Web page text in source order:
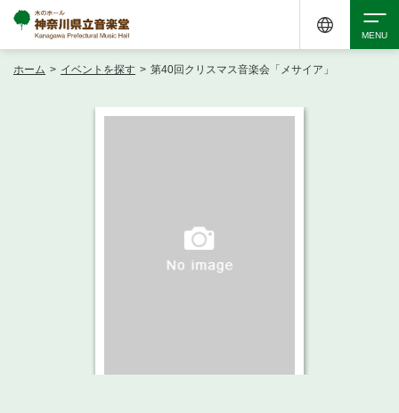
ホーム > イベントを探す > 第40回クリスマス音楽会「メサイア」